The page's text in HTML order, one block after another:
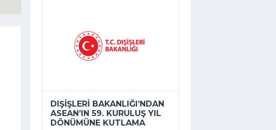
DIŞIŞLERI BAKANLIĞI’NDAN
ASEAN’IN 59. KURULUŞ YIL
DÖNÜMÜNE KUTLAMA